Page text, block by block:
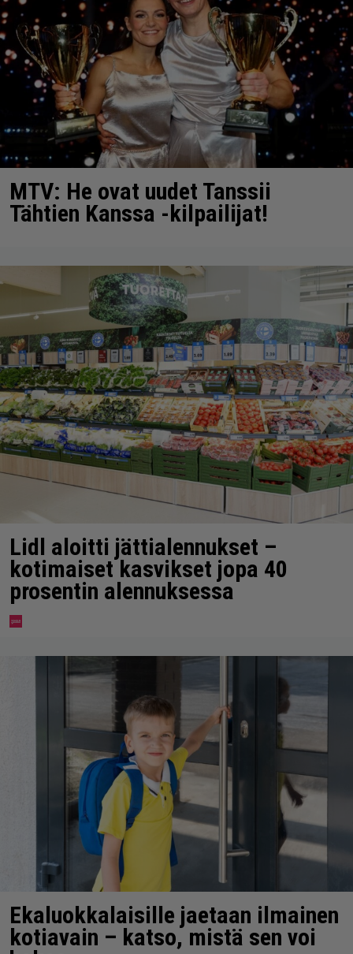
MTV: He ovat uudet Tanssii
Tähtien Kanssa -kilpailijat!
Lidl aloitti jättialennukset –
kotimaiset kasvikset jopa 40
prosentin alennuksessa
Ekaluokkalaisille jaetaan ilmainen
kotiavain – katso, mistä sen voi